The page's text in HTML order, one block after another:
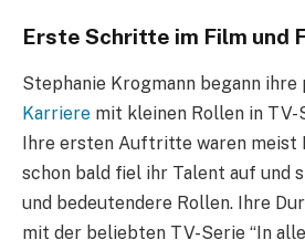
Erste Schritte im Film und
Stephanie Krogmann begann
Karriere mit kleinen Rollen in TV-
Ihre ersten Auftritte waren meist
schon bald fiel ihr Talent auf und
und bedeutendere Rollen. Ihre
mit der beliebten TV-Serie “In